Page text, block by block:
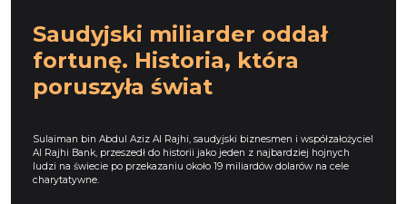
Saudyjski miliarder oddał
fortunę. Historia, która
poruszyła świat
Sulaiman bin Abdul Aziz Al Rajhi, saudyjski biznesmen i współzałożyciel
Al Rajhi Bank, przeszedł do historii jako jeden z najbardziej hojnych
ludzi na świecie po przekazaniu około 19 miliardów dolarów na cele
charytatywne.